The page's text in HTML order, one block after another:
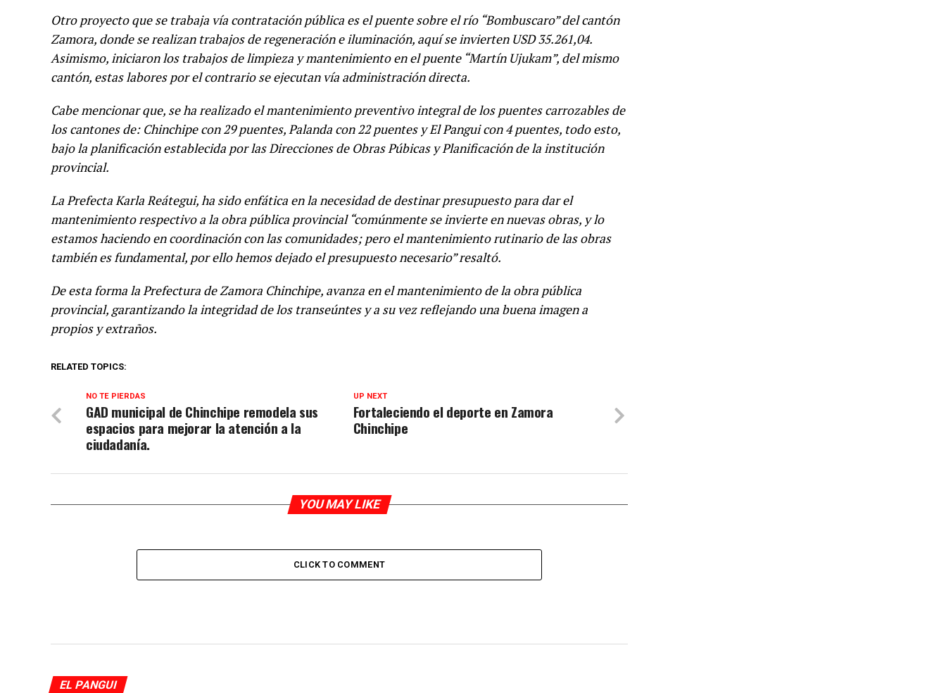
Otro proyecto que se trabaja vía contratación pública es el puente sobre el río “Bombuscaro” del cantón
Zamora, donde se realizan trabajos de regeneración e iluminación, aquí se invierten USD 35.261,04.
Asimismo, iniciaron los trabajos de limpieza y mantenimiento en el puente “Martín Ujukam”, del mismo
cantón, estas labores por el contrario se ejecutan vía administración directa.
Cabe mencionar que, se ha realizado el mantenimiento preventivo integral de los puentes carrozables de
los cantones de: Chinchipe con 29 puentes, Palanda con 22 puentes y El Pangui con 4 puentes, todo esto,
bajo la planificación establecida por las Direcciones de Obras Púbicas y Planificación de la institución
provincial.
La Prefecta Karla Reátegui, ha sido enfática en la necesidad de destinar presupuesto para dar el
mantenimiento respectivo a la obra pública provincial “comúnmente se invierte en nuevas obras, y lo
estamos haciendo en coordinación con las comunidades; pero el mantenimiento rutinario de las obras
también es fundamental, por ello hemos dejado el presupuesto necesario” resaltó.
De esta forma la Prefectura de Zamora Chinchipe, avanza en el mantenimiento de la obra pública
provincial, garantizando la integridad de los transeúntes y a su vez reflejando una buena imagen a
propios y extraños.
RELATED TOPICS:
UP NEXT
Fortaleciendo el deporte en Zamora
Chinchipe
NO TE PIERDAS
GAD municipal de Chinchipe remodela sus
espacios para mejorar la atención a la
ciudadanía.
YOU MAY LIKE
CLICK TO COMMENT
EL PANGUI